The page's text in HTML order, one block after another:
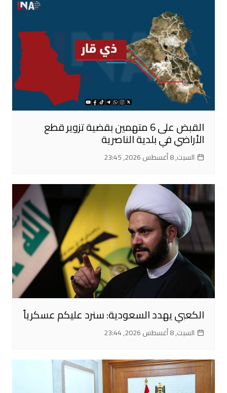
القبض على 6 متهمين بقضية تزوير قطع
الأراضي في بلدية الناصرية
السبت, 8 أغسطس 2026, 23:45
الكعبي يهدد السعودية: سنرد عليكم عسكرياً
السبت, 8 أغسطس 2026, 23:44